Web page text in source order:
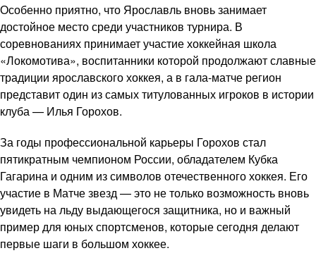
Особенно приятно, что Ярославль вновь занимает
достойное место среди участников турнира. В
соревнованиях принимает участие хоккейная школа
«Локомотива», воспитанники которой продолжают славные
традиции ярославского хоккея, а в гала-матче регион
представит один из самых титулованных игроков в истории
клуба — Илья Горохов.
За годы профессиональной карьеры Горохов стал
пятикратным чемпионом России, обладателем Кубка
Гагарина и одним из символов отечественного хоккея. Его
участие в Матче звезд — это не только возможность вновь
увидеть на льду выдающегося защитника, но и важный
пример для юных спортсменов, которые сегодня делают
первые шаги в большом хоккее.